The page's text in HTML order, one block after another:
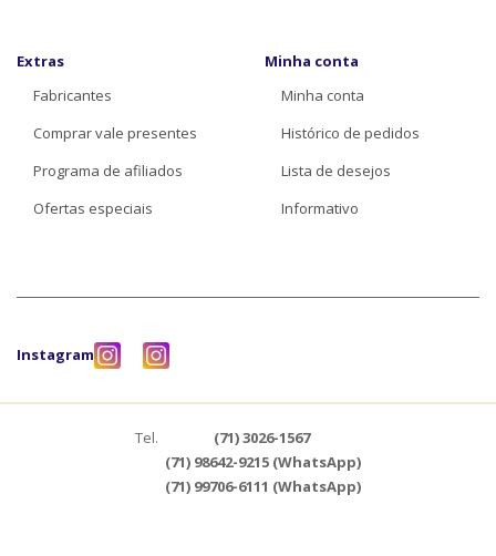
Extras
Fabricantes
Comprar vale presentes
Programa de afiliados
Ofertas especiais
Minha conta
Minha conta
Histórico de pedidos
Lista de desejos
Informativo
Instagram
Tel.
(71) 3026-1567
(71) 98642-9215 (WhatsApp)
(71) 99706-6111 (WhatsApp)